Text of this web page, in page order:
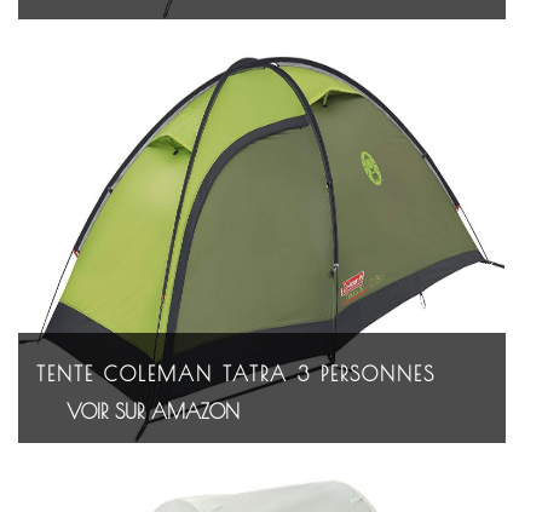
TENTE COLEMAN TATRA 3 PERSONNES
VOIR SUR AMAZON